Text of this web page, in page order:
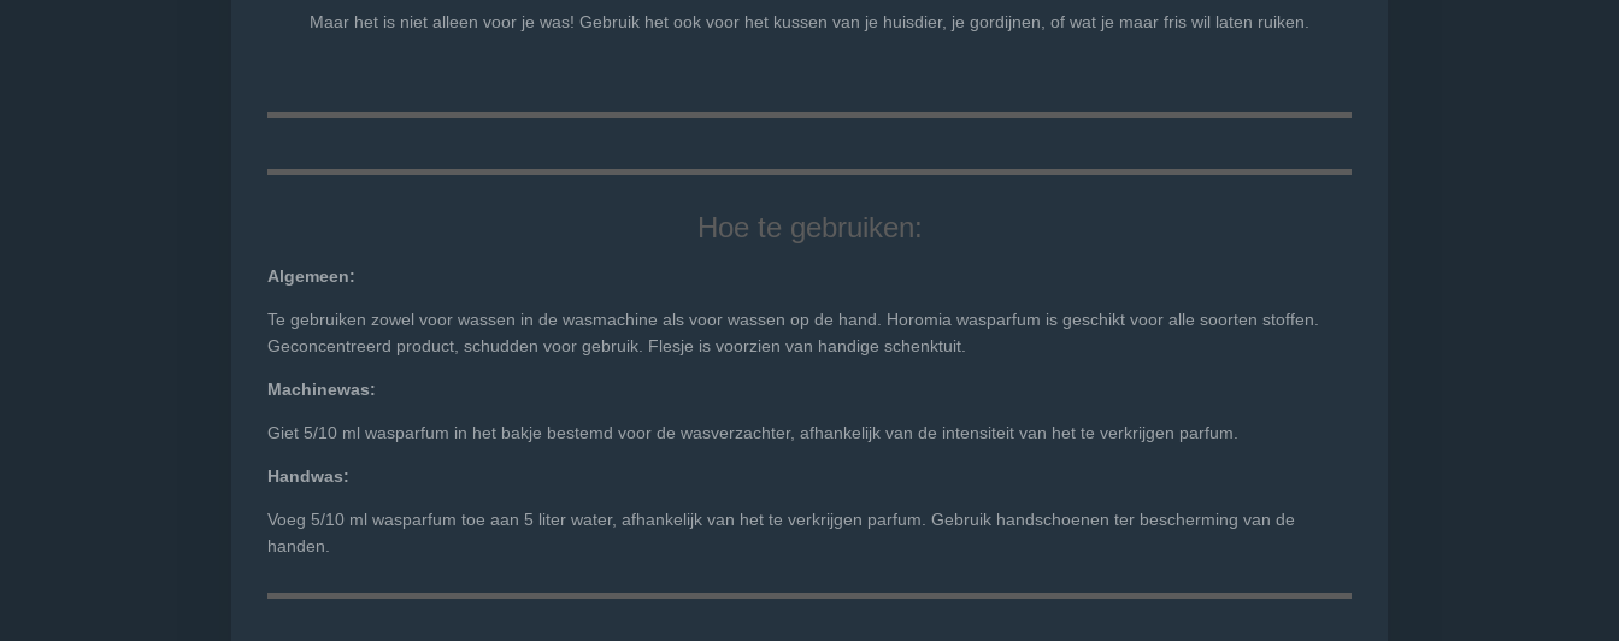
Maar het is niet alleen voor je was! Gebruik het ook voor het kussen van je huisdier, je gordijnen, of wat je maar fris wil laten ruiken.
Hoe te gebruiken:
Algemeen:
Te gebruiken zowel voor wassen in de wasmachine als voor wassen op de hand. Horomia wasparfum is geschikt voor alle soorten stoffen.
Geconcentreerd product, schudden voor gebruik. Flesje is voorzien van handige schenktuit.
Machinewas:
Giet 5/10 ml wasparfum in het bakje bestemd voor de wasverzachter, afhankelijk van de intensiteit van het te verkrijgen parfum.
Handwas:
Voeg 5/10 ml wasparfum toe aan 5 liter water, afhankelijk van het te verkrijgen parfum. Gebruik handschoenen ter bescherming van de
handen.